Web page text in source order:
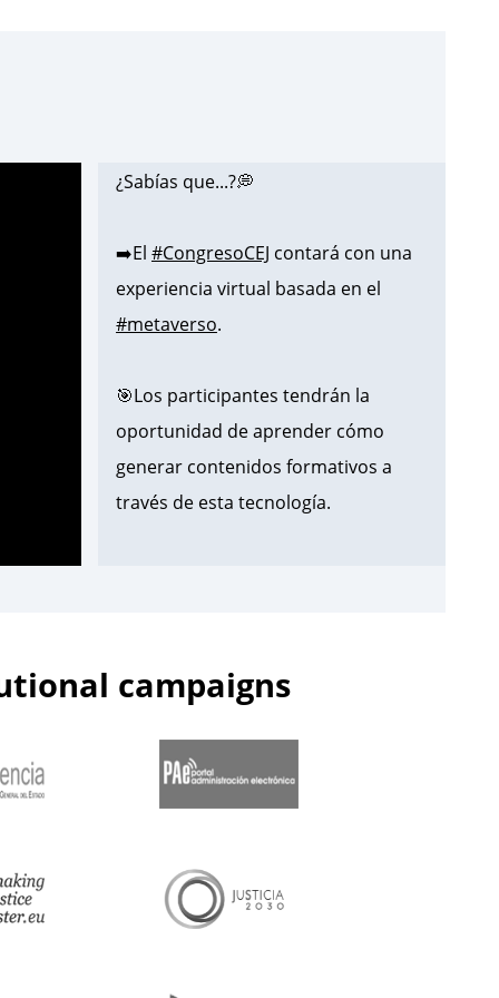
¿Sabías que...?💭
➡️El #CongresoCEJ contará con una
experiencia virtual basada en el
#metaverso.
🎯Los participantes tendrán la
oportunidad de aprender cómo
generar contenidos formativos a
través de esta tecnología.
— Centro de Estudios Jurídicos
(@cejmjusticia)June 13, 2023
📌Inicia en el#CEJla segunda edición
para la@guardiacivil
campaigns